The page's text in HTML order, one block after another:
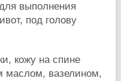
выполнения
под голову
кожу на спине
маслом, вазелином,